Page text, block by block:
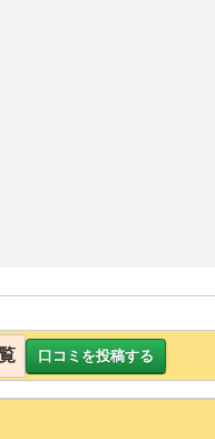
口コミを投稿する